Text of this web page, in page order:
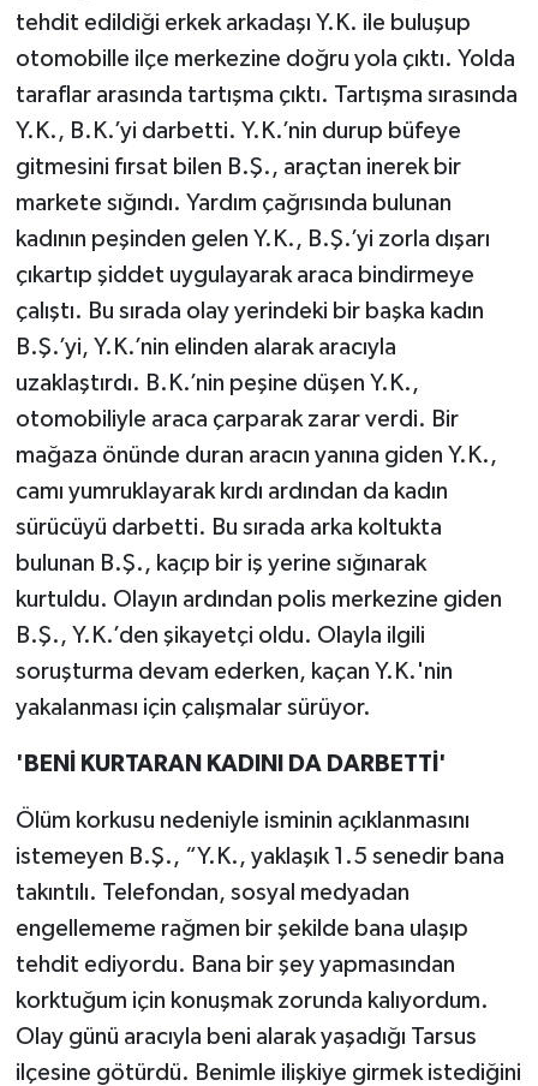
tehdit edildiği erkek arkadaşı Y.K. ile buluşup
otomobille ilçe merkezine doğru yola çıktı. Yolda
taraflar arasında tartışma çıktı. Tartışma sırasında
Y.K., B.K.’yi darbetti. Y.K.’nin durup büfeye
gitmesini fırsat bilen B.Ş., araçtan inerek bir
markete sığındı. Yardım çağrısında bulunan
kadının peşinden gelen Y.K., B.Ş.’yi zorla dışarı
çıkartıp şiddet uygulayarak araca bindirmeye
çalıştı. Bu sırada olay yerindeki bir başka kadın
B.Ş.’yi, Y.K.’nin elinden alarak aracıyla
uzaklaştırdı. B.K.’nin peşine düşen Y.K.,
otomobiliyle araca çarparak zarar verdi. Bir
mağaza önünde duran aracın yanına giden Y.K.,
camı yumruklayarak kırdı ardından da kadın
sürücüyü darbetti. Bu sırada arka koltukta
bulunan B.Ş., kaçıp bir iş yerine sığınarak
kurtuldu. Olayın ardından polis merkezine giden
B.Ş., Y.K.’den şikayetçi oldu. Olayla ilgili
soruşturma devam ederken, kaçan Y.K.'nin
yakalanması için çalışmalar sürüyor.
'BENİ KURTARAN KADINI DA DARBETTİ'
Ölüm korkusu nedeniyle isminin açıklanmasını
istemeyen B.Ş., “Y.K., yaklaşık 1.5 senedir bana
takıntılı. Telefondan, sosyal medyadan
engellememe rağmen bir şekilde bana ulaşıp
tehdit ediyordu. Bana bir şey yapmasından
korktuğum için konuşmak zorunda kalıyordum.
Olay günü aracıyla beni alarak yaşadığı Tarsus
ilçesine götürdü. Benimle ilişkiye girmek istediğini